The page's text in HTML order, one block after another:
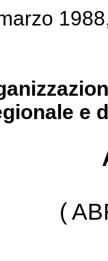
e
(